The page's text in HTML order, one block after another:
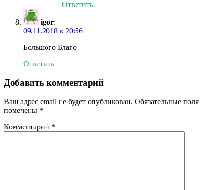
Ответить
igor:
09.11.2018 в 20:56
Большого Благо
Ответить
Добавить комментарий
Ваш адрес email не будет опубликован. Обязательные поля
помечены *
Комментарий *